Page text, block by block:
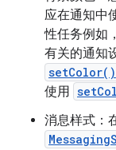
应在通知中
性任务例如
有关的通知
setColor()
使用
消息样式：